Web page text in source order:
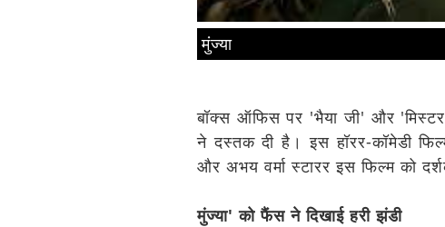
मुंज्या
बॉक्स ऑफिस पर 'भैया जी' और
ने दस्तक दी है। इस हॉरर-कॉमेडी
और अभय वर्मा स्टारर इस फिल्म को
मुंज्या' को फैंस ने दिखाई हरी झंडी